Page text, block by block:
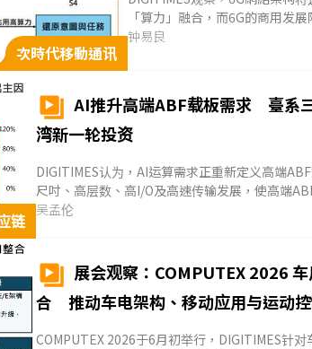
次時代移動通讯
「算力」融合，而6G的商用发
端视底层硬件的物理限制与热管
展。...
钟易良
链
AI推升高端ABF载板需求 臺系
湾新一轮投资
DIGITIMES认为，AI运算需求正重新定义高端
尺吋、高层数、高I/O及高速传输发展，使高端
子逐步转向AI GP...
吴孟伦
展会观察：COMPUTEX 2026
合 推动车电架构、移动应用与运动
COMPUTEX 2026于6月初举行，DIGITIMES针